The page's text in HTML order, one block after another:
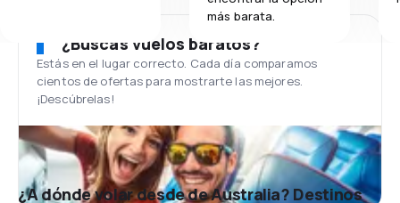
más barata.
¿Buscas vuelos baratos?
Estás en el lugar correcto. Cada día comparamos
cientos de ofertas para mostrarte las mejores.
¡Descúbrelas!
¿A dónde volar desde de Australia? Destinos